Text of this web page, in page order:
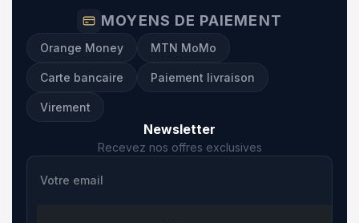
MOYENS DE PAIEMENT
Orange Money MTN MoMo
Carte bancaire Paiement livraison
Virement
Newsletter
Recevez nos offres exclusives